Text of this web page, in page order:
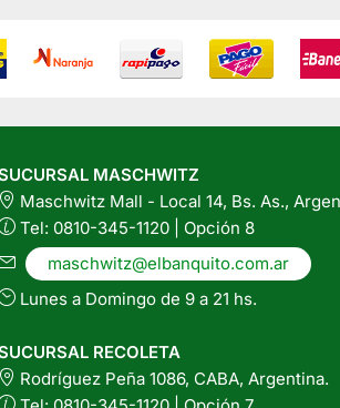
MASCHWITZ
Maschwitz Mall - Local 14, Bs. As.,
Tel: 0810-345-1120 | Opción 8
maschwitz@elbanquito.com.ar
Lunes a Domingo de 9 a 21 hs.
RECOLETA
Rodríguez Peña 1086, CABA, Argentina.